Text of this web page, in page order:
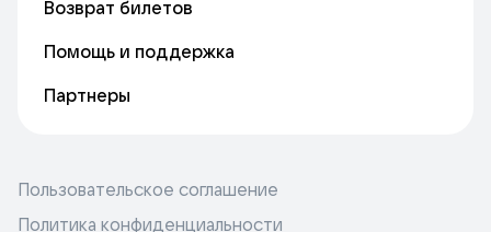
Возврат билетов
Помощь и поддержка
Партнеры
Пользовательское соглашение
Политика конфиденциальности